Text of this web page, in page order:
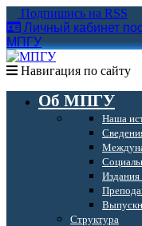
Подпишись на RSS
Личный кабинет
МПГУ
Навигация по сайту
Об МПГУ
Наша
Структура